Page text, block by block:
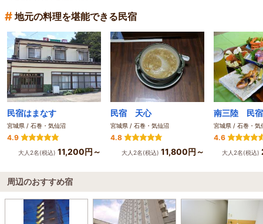
# 地元の料理を堪能できる民宿
民宿はまなす
宮城県 / 石巻・気仙沼
4.9
大人2名(税込) 11,200円～
民宿 天心
宮城県 / 石巻・気仙沼
4.8
大人2名(税込) 11,800円～
南三陸 民
宮城県 / 石巻・気
4.6
大人2名(税込)
周辺のおすすめ宿